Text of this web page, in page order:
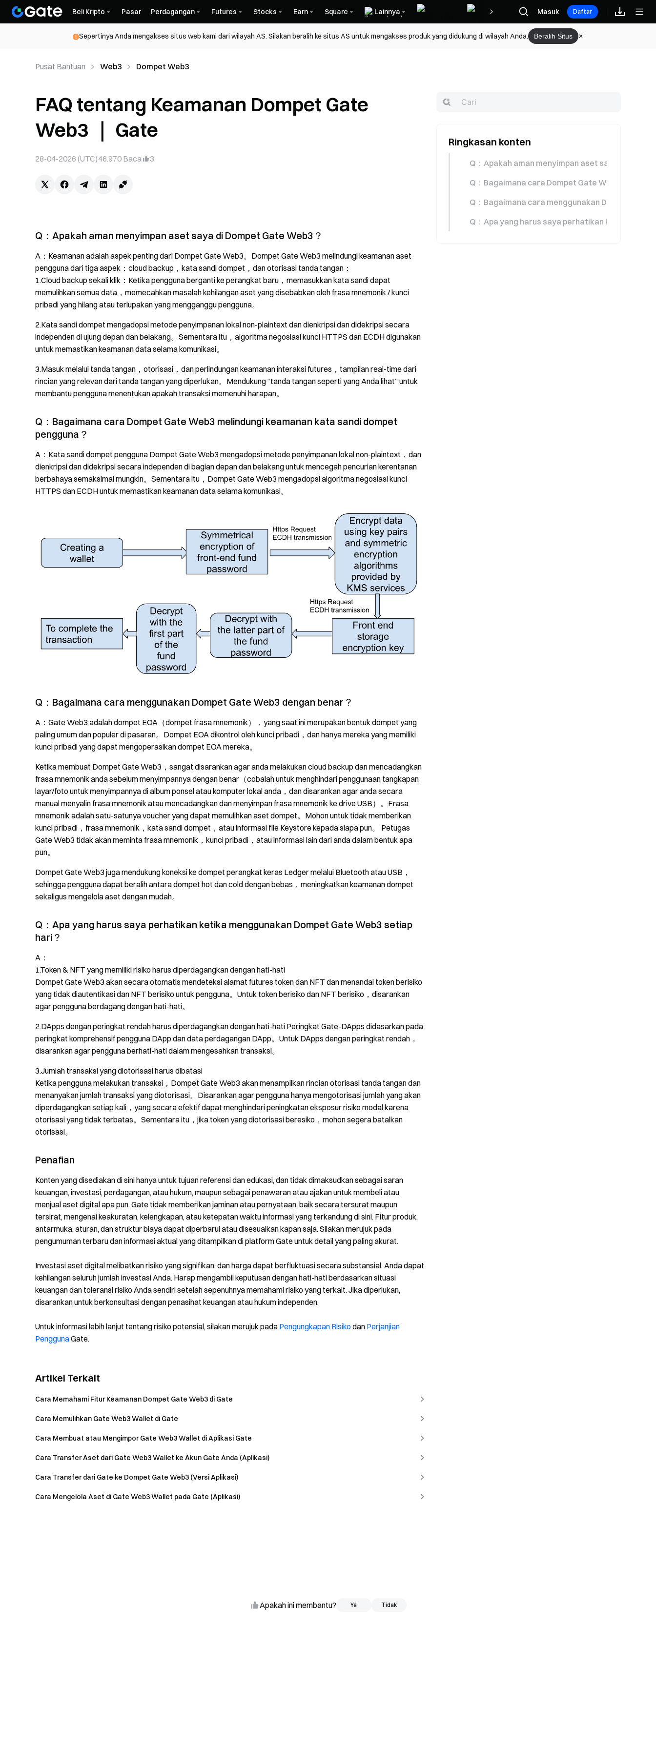
Beli Kripto Pasar Perdagangan Futures Stocks Earn Square Lainnya Hadiah Masuk Daftar
Sepertinya Anda mengakses situs web kami dari wilayah AS. Silakan beralih ke situs AS untuk mengakses produk yang didukung di wilayah Anda. Beralih Situs
Pusat Bantuan Web3 Dompet Web3
FAQ tentang Keamanan Dompet Gate
Web3 ｜ Gate
28-04-2026 (UTC)46.970 Baca 3
Q：Apakah aman menyimpan aset saya di Dompet Gate Web3？
A：Keamanan adalah aspek penting dari Dompet Gate Web3。Dompet Gate Web3 melindungi keamanan aset
pengguna dari tiga aspek：cloud backup，kata sandi dompet，dan otorisasi tanda tangan：
1.Cloud backup sekali klik：Ketika pengguna berganti ke perangkat baru，memasukkan kata sandi dapat
memulihkan semua data，memecahkan masalah kehilangan aset yang disebabkan oleh frasa mnemonik / kunci
pribadi yang hilang atau terlupakan yang mengganggu pengguna。
2.Kata sandi dompet mengadopsi metode penyimpanan lokal non-plaintext dan dienkripsi dan didekripsi secara
independen di ujung depan dan belakang。Sementara itu，algoritma negosiasi kunci HTTPS dan ECDH digunakan
untuk memastikan keamanan data selama komunikasi。
3.Masuk melalui tanda tangan，otorisasi，dan perlindungan keamanan interaksi futures，tampilan real-time dari
rincian yang relevan dari tanda tangan yang diperlukan。Mendukung “tanda tangan seperti yang Anda lihat” untuk
membantu pengguna menentukan apakah transaksi memenuhi harapan。
Q：Bagaimana cara Dompet Gate Web3 melindungi keamanan kata sandi dompet
pengguna？
A：Kata sandi dompet pengguna Dompet Gate Web3 mengadopsi metode penyimpanan lokal non-plaintext，dan
dienkripsi dan didekripsi secara independen di bagian depan dan belakang untuk mencegah pencurian kerentanan
berbahaya semaksimal mungkin。Sementara itu，Dompet Gate Web3 mengadopsi algoritma negosiasi kunci
HTTPS dan ECDH untuk memastikan keamanan data selama komunikasi。
Q：Bagaimana cara menggunakan Dompet Gate Web3 dengan benar？
A：Gate Web3 adalah dompet EOA（dompet frasa mnemonik），yang saat ini merupakan bentuk dompet yang
paling umum dan populer di pasaran。Dompet EOA dikontrol oleh kunci pribadi，dan hanya mereka yang memiliki
kunci pribadi yang dapat mengoperasikan dompet EOA mereka。
Ketika membuat Dompet Gate Web3，sangat disarankan agar anda melakukan cloud backup dan mencadangkan
frasa mnemonik anda sebelum menyimpannya dengan benar（cobalah untuk menghindari penggunaan tangkapan
layar/foto untuk menyimpannya di album ponsel atau komputer lokal anda，dan disarankan agar anda secara
manual menyalin frasa mnemonik atau mencadangkan dan menyimpan frasa mnemonik ke drive USB）。Frasa
mnemonik adalah satu-satunya voucher yang dapat memulihkan aset dompet。Mohon untuk tidak memberikan
kunci pribadi，frasa mnemonik，kata sandi dompet，atau informasi file Keystore kepada siapa pun。 Petugas
Gate Web3 tidak akan meminta frasa mnemonik，kunci pribadi，atau informasi lain dari anda dalam bentuk apa
pun。
Dompet Gate Web3 juga mendukung koneksi ke dompet perangkat keras Ledger melalui Bluetooth atau USB，
sehingga pengguna dapat beralih antara dompet hot dan cold dengan bebas，meningkatkan keamanan dompet
sekaligus mengelola aset dengan mudah。
Q：Apa yang harus saya perhatikan ketika menggunakan Dompet Gate Web3 setiap
hari？
A：
1.Token & NFT yang memiliki risiko harus diperdagangkan dengan hati-hati
Dompet Gate Web3 akan secara otomatis mendeteksi alamat futures token dan NFT dan menandai token berisiko
yang tidak diautentikasi dan NFT berisiko untuk pengguna。Untuk token berisiko dan NFT berisiko，disarankan
agar pengguna berdagang dengan hati-hati。
2.DApps dengan peringkat rendah harus diperdagangkan dengan hati-hati Peringkat Gate-DApps didasarkan pada
peringkat komprehensif pengguna DApp dan data perdagangan DApp。Untuk DApps dengan peringkat rendah，
disarankan agar pengguna berhati-hati dalam mengesahkan transaksi。
3.Jumlah transaksi yang diotorisasi harus dibatasi
Ketika pengguna melakukan transaksi，Dompet Gate Web3 akan menampilkan rincian otorisasi tanda tangan dan
menanyakan jumlah transaksi yang diotorisasi。Disarankan agar pengguna hanya mengotorisasi jumlah yang akan
diperdagangkan setiap kali，yang secara efektif dapat menghindari peningkatan eksposur risiko modal karena
otorisasi yang tidak terbatas。Sementara itu，jika token yang diotorisasi beresiko，mohon segera batalkan
otorisasi。
Penafian
Konten yang disediakan di sini hanya untuk tujuan referensi dan edukasi, dan tidak dimaksudkan sebagai saran
keuangan, investasi, perdagangan, atau hukum, maupun sebagai penawaran atau ajakan untuk membeli atau
menjual aset digital apa pun. Gate tidak memberikan jaminan atau pernyataan, baik secara tersurat maupun
tersirat, mengenai keakuratan, kelengkapan, atau ketepatan waktu informasi yang terkandung di sini. Fitur produk,
antarmuka, aturan, dan struktur biaya dapat diperbarui atau disesuaikan kapan saja. Silakan merujuk pada
pengumuman terbaru dan informasi aktual yang ditampilkan di platform Gate untuk detail yang paling akurat.
Investasi aset digital melibatkan risiko yang signifikan, dan harga dapat berfluktuasi secara substansial. Anda dapat
kehilangan seluruh jumlah investasi Anda. Harap mengambil keputusan dengan hati-hati berdasarkan situasi
keuangan dan toleransi risiko Anda sendiri setelah sepenuhnya memahami risiko yang terkait. Jika diperlukan,
disarankan untuk berkonsultasi dengan penasihat keuangan atau hukum independen.
Untuk informasi lebih lanjut tentang risiko potensial, silakan merujuk pada Pengungkapan Risiko dan Perjanjian
PenggunaGate.
Artikel Terkait
Cara Memahami Fitur Keamanan Dompet Gate Web3 di Gate
Cara Memulihkan Gate Web3 Wallet di Gate
Cara Membuat atau Mengimpor Gate Web3 Wallet di Aplikasi Gate
Cara Transfer Aset dari Gate Web3 Wallet ke Akun Gate Anda (Aplikasi)
Cara Transfer dari Gate ke Dompet Gate Web3 (Versi Aplikasi)
Cara Mengelola Aset di Gate Web3 Wallet pada Gate (Aplikasi)
Ringkasan konten
Q：Apakah aman menyimpan aset saya di
Q：Bagaimana cara Dompet Gate Web3
Q：Bagaimana cara menggunakan Dompet Gate
Q：Apa yang harus saya perhatikan ketika
Ya Tidak
Apakah ini membantu? Ya Tidak